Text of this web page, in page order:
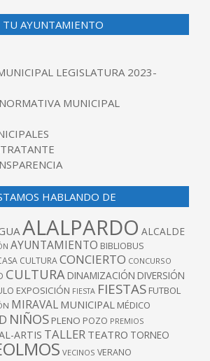
TU AYUNTAMIENTO
LEGISLATURA 2023-
MUNICIPAL
HABLANDO DE
ALALPARDO ALCALDE
AYUNTAMIENTO BIBLIOBUS
CULTURACONCIERTO CONCURSO
CULTURA DINAMIZACIÓN DIVERSIÓN
EXPOSICIÓN FIESTA FIESTAS FUTBOL
MIRAVAL MUNICIPAL MÉDICO
NIÑOS PLENO POZO PREMIOS
ARTIS TALLER TEATRO TORNEO
VECINOS VERANO